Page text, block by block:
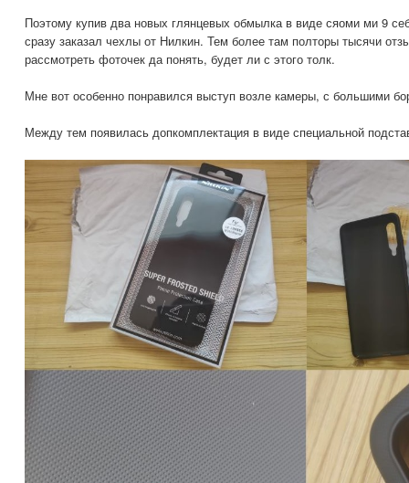
Поэтому купив два новых глянцевых обмылка в виде сяоми ми 9
сразу заказал чехлы от Нилкин. Тем более там полторы тысячи
рассмотреть фоточек да понять, будет ли с этого толк.
Мне вот особенно понравился выступ возле камеры, с большими
Между тем появилась допкомплектация в виде специальной